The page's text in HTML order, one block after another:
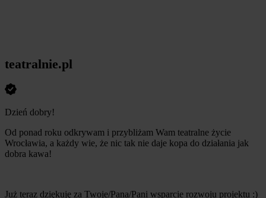
teatralnie.pl
Dzień dobry!
Od ponad roku odkrywam i przybliżam Wam teatralne życie
Wrocławia, a każdy wie, że nic tak nie daje kopa do działania jak
dobra kawa!
Już teraz dziękuję za Twoje/Pana/Pani wsparcie rozwoju projektu :)